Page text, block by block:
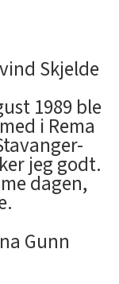
Skjelde
1989 ble
i Rema
jeg godt.
dagen,
Gunn